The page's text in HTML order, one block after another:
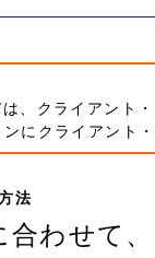
、クライアント
にクライアント
法
合わせて